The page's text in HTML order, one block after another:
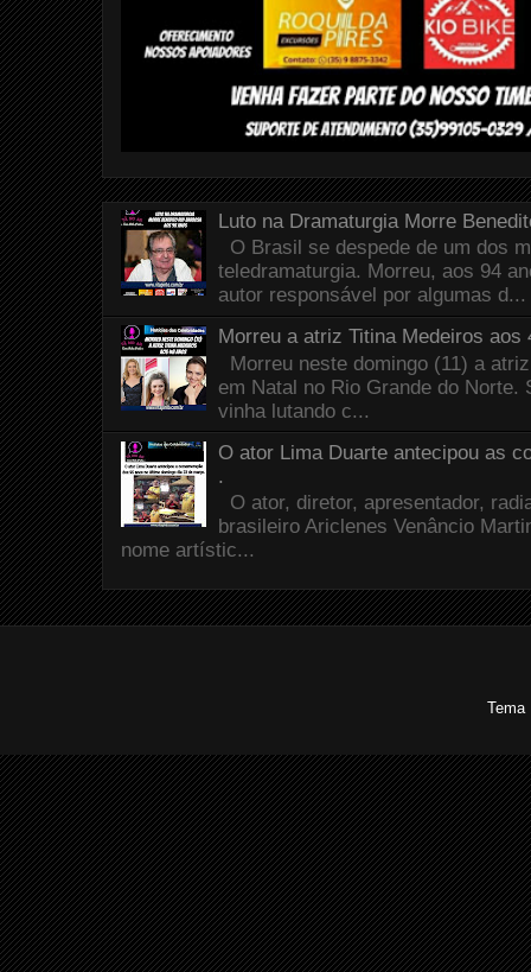
Luto na Dramaturgia Morre
O Brasil se despede de um dos
teledramaturgia. Morreu, aos 94
autor responsável por algumas d...
Morreu a atriz Titina Medeiros aos
Morreu neste domingo (11) a
em Natal no Rio Grande do Norte.
vinha lutando c...
O ator Lima Duarte antecipou as
.
O ator, diretor, apresentador,
brasileiro Ariclenes Venâncio
nome artístic...